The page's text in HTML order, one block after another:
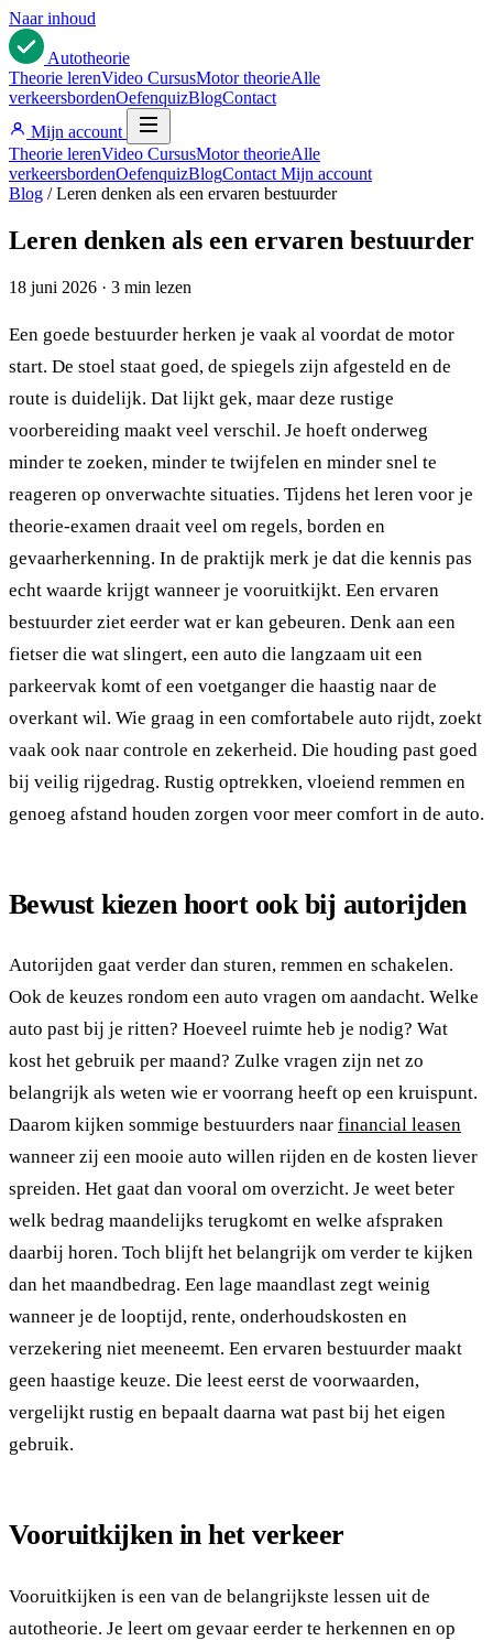
Naar inhoud
Autotheorie
Theorie lerenVideo CursusMotor theorieAlle
verkeersbordenOefenquizBlogContact
Mijn account
Theorie lerenVideo CursusMotor theorieAlle
verkeersbordenOefenquizBlogContact Mijn account
Blog / Leren denken als een ervaren bestuurder
Leren denken als een ervaren bestuurder
18 juni 2026 · 3 min lezen
Een goede bestuurder herken je vaak al voordat de motor
start. De stoel staat goed, de spiegels zijn afgesteld en de
route is duidelijk. Dat lijkt gek, maar deze rustige
voorbereiding maakt veel verschil. Je hoeft onderweg
minder te zoeken, minder te twijfelen en minder snel te
reageren op onverwachte situaties. Tijdens het leren voor je
theorie-examen draait veel om regels, borden en
gevaarherkenning. In de praktijk merk je dat die kennis pas
echt waarde krijgt wanneer je vooruitkijkt. Een ervaren
bestuurder ziet eerder wat er kan gebeuren. Denk aan een
fietser die wat slingert, een auto die langzaam uit een
parkeervak komt of een voetganger die haastig naar de
overkant wil. Wie graag in een comfortabele auto rijdt, zoekt
vaak ook naar controle en zekerheid. Die houding past goed
bij veilig rijgedrag. Rustig optrekken, vloeiend remmen en
genoeg afstand houden zorgen voor meer comfort in de auto.
Bewust kiezen hoort ook bij autorijden
Autorijden gaat verder dan sturen, remmen en schakelen.
Ook de keuzes rondom een auto vragen om aandacht. Welke
auto past bij je ritten? Hoeveel ruimte heb je nodig? Wat
kost het gebruik per maand? Zulke vragen zijn net zo
belangrijk als weten wie er voorrang heeft op een kruispunt.
Daarom kijken sommige bestuurders naar financial leasen
wanneer zij een mooie auto willen rijden en de kosten liever
spreiden. Het gaat dan vooral om overzicht. Je weet beter
welk bedrag maandelijks terugkomt en welke afspraken
daarbij horen. Toch blijft het belangrijk om verder te kijken
dan het maandbedrag. Een lage maandlast zegt weinig
wanneer je de looptijd, rente, onderhoudskosten en
verzekering niet meeneemt. Een ervaren bestuurder maakt
geen haastige keuze. Die leest eerst de voorwaarden,
vergelijkt rustig en bepaalt daarna wat past bij het eigen
gebruik.
Vooruitkijken in het verkeer
Vooruitkijken is een van de belangrijkste lessen uit de
autotheorie. Je leert om gevaar eerder te herkennen en op